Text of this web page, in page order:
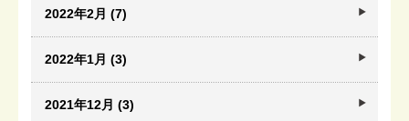
2022年2月 (7)
2022年1月 (3)
2021年12月 (3)